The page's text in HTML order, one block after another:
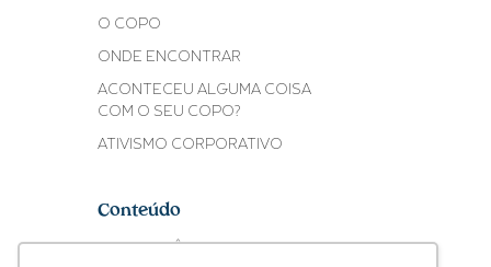
O COPO
ONDE ENCONTRAR
ACONTECEU ALGUMA COISA
COM O SEU COPO?
ATIVISMO CORPORATIVO
Conteúdo
FAÇA VOCÊ MESMO